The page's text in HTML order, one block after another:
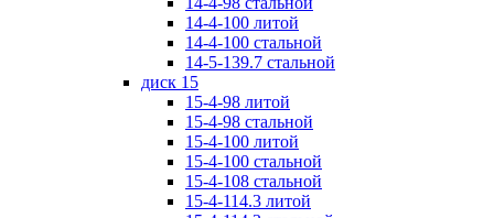
14-4-100 литой
14-4-100 стальной
14-5-139.7 стальной
диск 15
15-4-98 литой
15-4-98 стальной
15-4-100 литой
15-4-100 стальной
15-4-108 стальной
15-4-114.3 литой